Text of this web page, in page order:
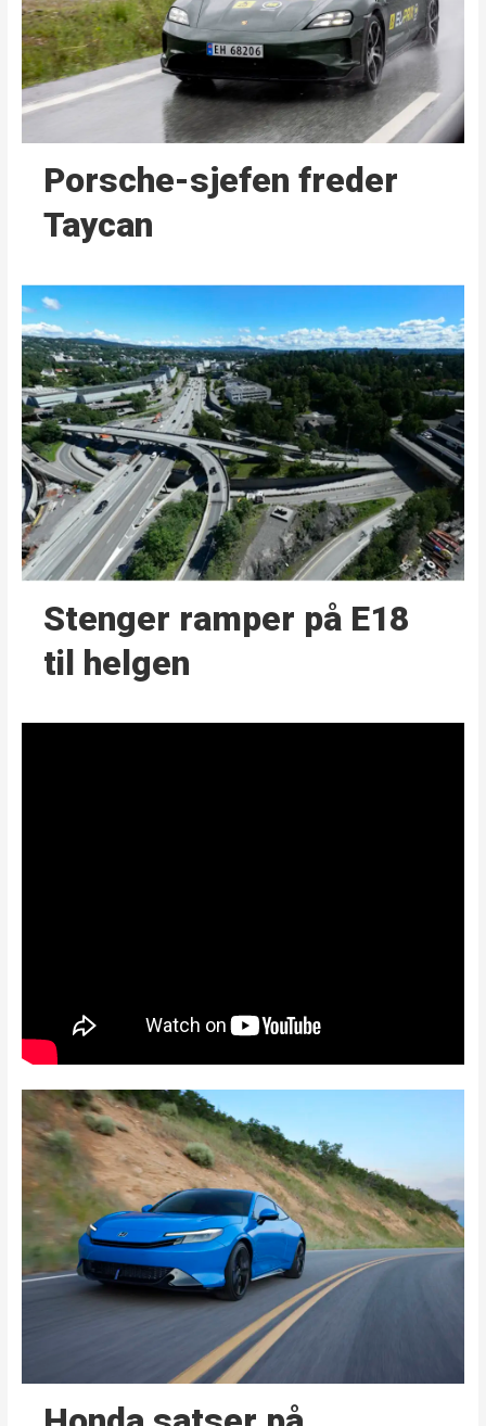
Porsche-sjefen freder
Taycan
Stenger ramper på E18
til helgen